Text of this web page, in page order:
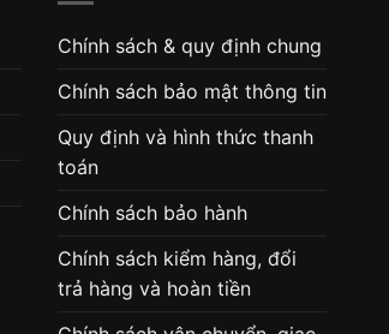
cứng
máy
tính
Chính sách & quy định chung
Chính sách bảo mật thông tin
Quy định và hình thức thanh
toán
Chính sách bảo hành
Chính sách kiểm hàng, đổi
trả hàng và hoàn tiền